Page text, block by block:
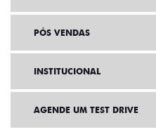
PÓS VENDAS
INSTITUCIONAL
AGENDE UM TEST DRIVE